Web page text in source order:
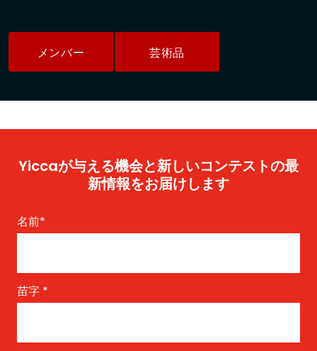
メンバー 芸術品
Yiccaが与える機会と新しいコンテストの最
新情報をお届けします
名前*
苗字 *